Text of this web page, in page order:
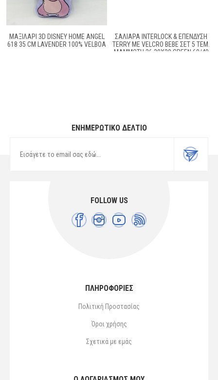
ΜΑΞΙΛΆΡΙ 3D DISNEY HOME ANGEL
618 35 CM LAVENDER 100% VELBOA
ΣΑΛΙΆΡΑ INTERLOCK & ΕΠΈΝΔΥΣΗ
TERRY ΜΕ VELCRO BEBE ΣΕΤ 5 ΤΕΜ.
MAMMOTH 26 30X20 GREEN 60/40
ΕΝΗΜΕΡΩΤΙΚΌ ΔΕΛΤΊΟ
FOLLOW US
ΠΛΗΡΟΦΟΡΙΕΣ
Πολιτική Προστασίας
Όροι χρήσης
Σχετικά με εμάς